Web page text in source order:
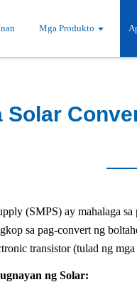
Mga Produkto
Solar
(SMPS) ay mahalaga
sa pag-convert ng
transistor (tulad ng
ng Solar: